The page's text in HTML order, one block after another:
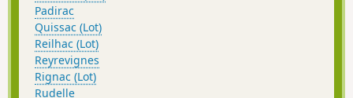
Padirac
Quissac (Lot)
Reilhac (Lot)
Reyrevignes
Rignac (Lot)
Rudelle